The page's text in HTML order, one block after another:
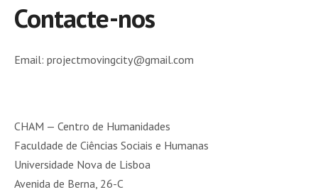
Contacte-nos
Email: projectmovingcity@gmail.com
CHAM — Centro de Humanidades
Faculdade de Ciências Sociais e Humanas
Universidade Nova de Lisboa
Avenida de Berna, 26-C